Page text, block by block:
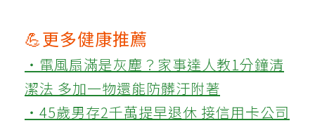
💪更多健康推薦
‧電風扇滿是灰塵？家事達人教1分鐘清
潔法 多加一物還能防髒汙附著
‧45歲男存2千萬提早退休 接信用卡公司